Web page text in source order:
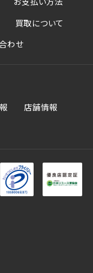
買取について
わせ
店舗情報